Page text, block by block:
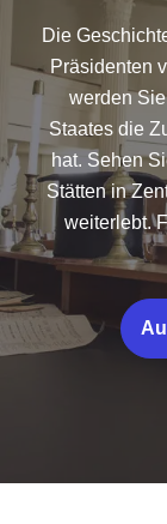
Die
Präsidenten
werden
Staates die
hat. Sehen
Stätten in
weiterlebt.